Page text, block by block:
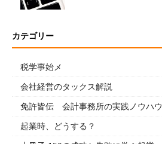
カテゴリー
税学事始メ
会社経営のタックス解説
免許皆伝 会計事務所の実践ノウハウ
起業時、どうする？